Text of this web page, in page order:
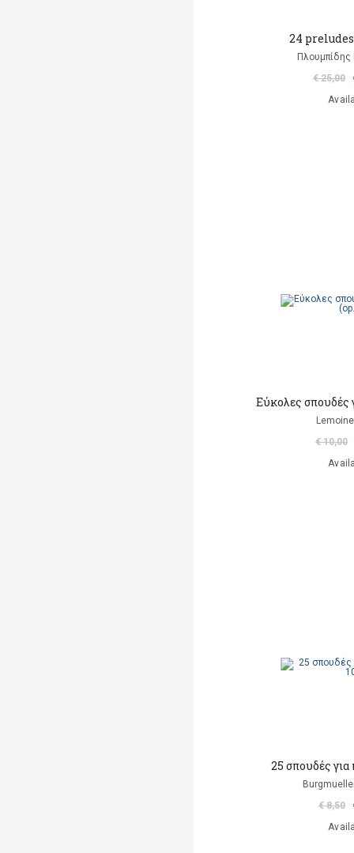
24
Πλουμπίδης
€ 25,00
Εύκολες σπουδές
€ 10,00
25 σπουδές για
€ 8,50